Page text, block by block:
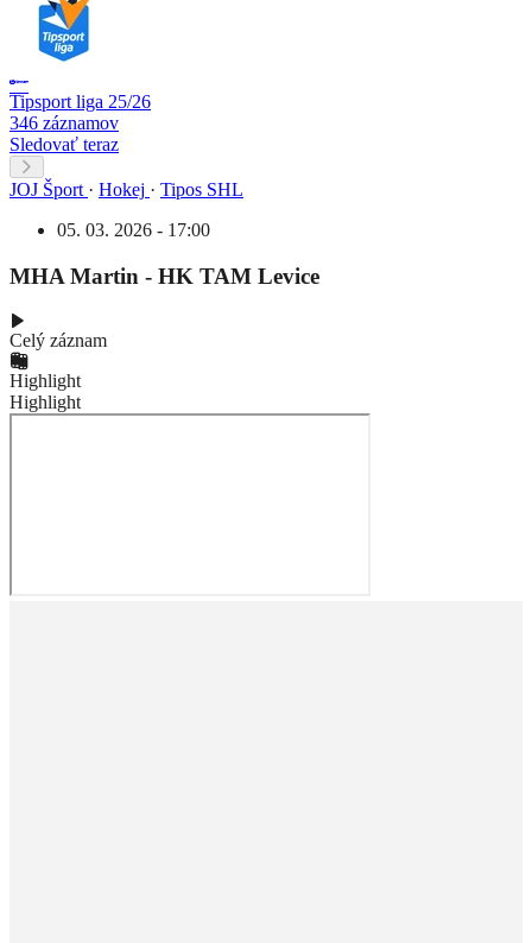
Tipsport liga 25/26
346 záznamov
Sledovať teraz
JOJ Šport · Hokej · Tipos SHL
05. 03. 2026 - 17:00
MHA Martin - HK TAM Levice
Celý záznam
Highlight
Highlight